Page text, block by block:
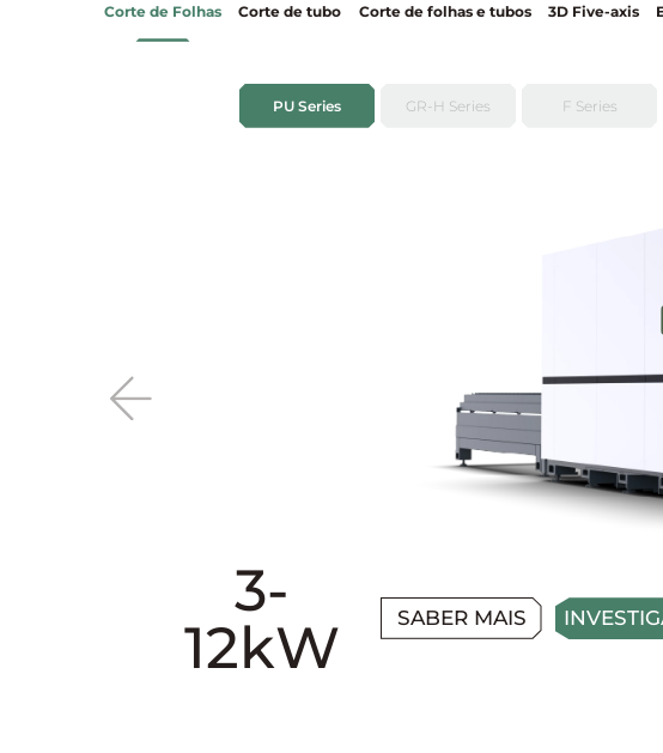
Corte de Folhas Corte de tubo Corte de folhas e tubos 3D Five-axis
PU Series GR-H Series F Series
3-
12kW
SABER MAIS